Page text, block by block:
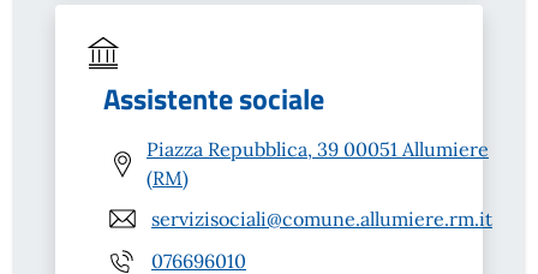
Assistente sociale
Piazza Repubblica, 39 00051 Allumiere
(RM)
servizisociali@comune.allumiere.rm.it
076696010